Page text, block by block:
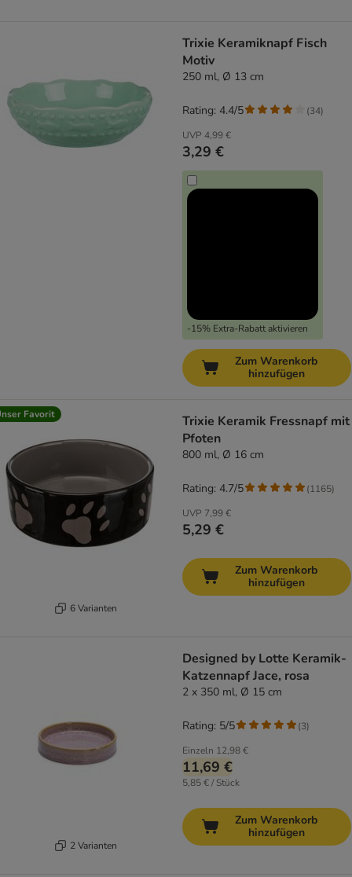
Trixie Keramiknapf Fisch
Motiv
250 ml, Ø 13 cm
UVP 4,99 €
3,29 €
-15% Extra-Rabatt aktivieren
Rating: 4.4/5 (34)
Zum Warenkorb
hinzufügen
Favorit
6 Varianten
Trixie Keramik Fressnapf mit
Pfoten
800 ml, Ø 16 cm
UVP 7,99 €
5,29 €
Rating: 4.7/5 (1165)
Zum Warenkorb
hinzufügen
2 Varianten
Designed by Lotte Keramik-
Katzennapf Jace, rosa
2 x 350 ml, Ø 15 cm
Einzeln 12,98 €
11,69 €
5,85 € / Stück
Rating: 5/5 (3)
Zum Warenkorb
hinzufügen